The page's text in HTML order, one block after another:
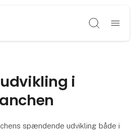
Søg
i
spændende udvikling både i